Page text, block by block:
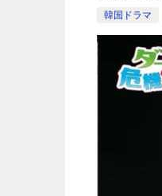
韓国ドラマ